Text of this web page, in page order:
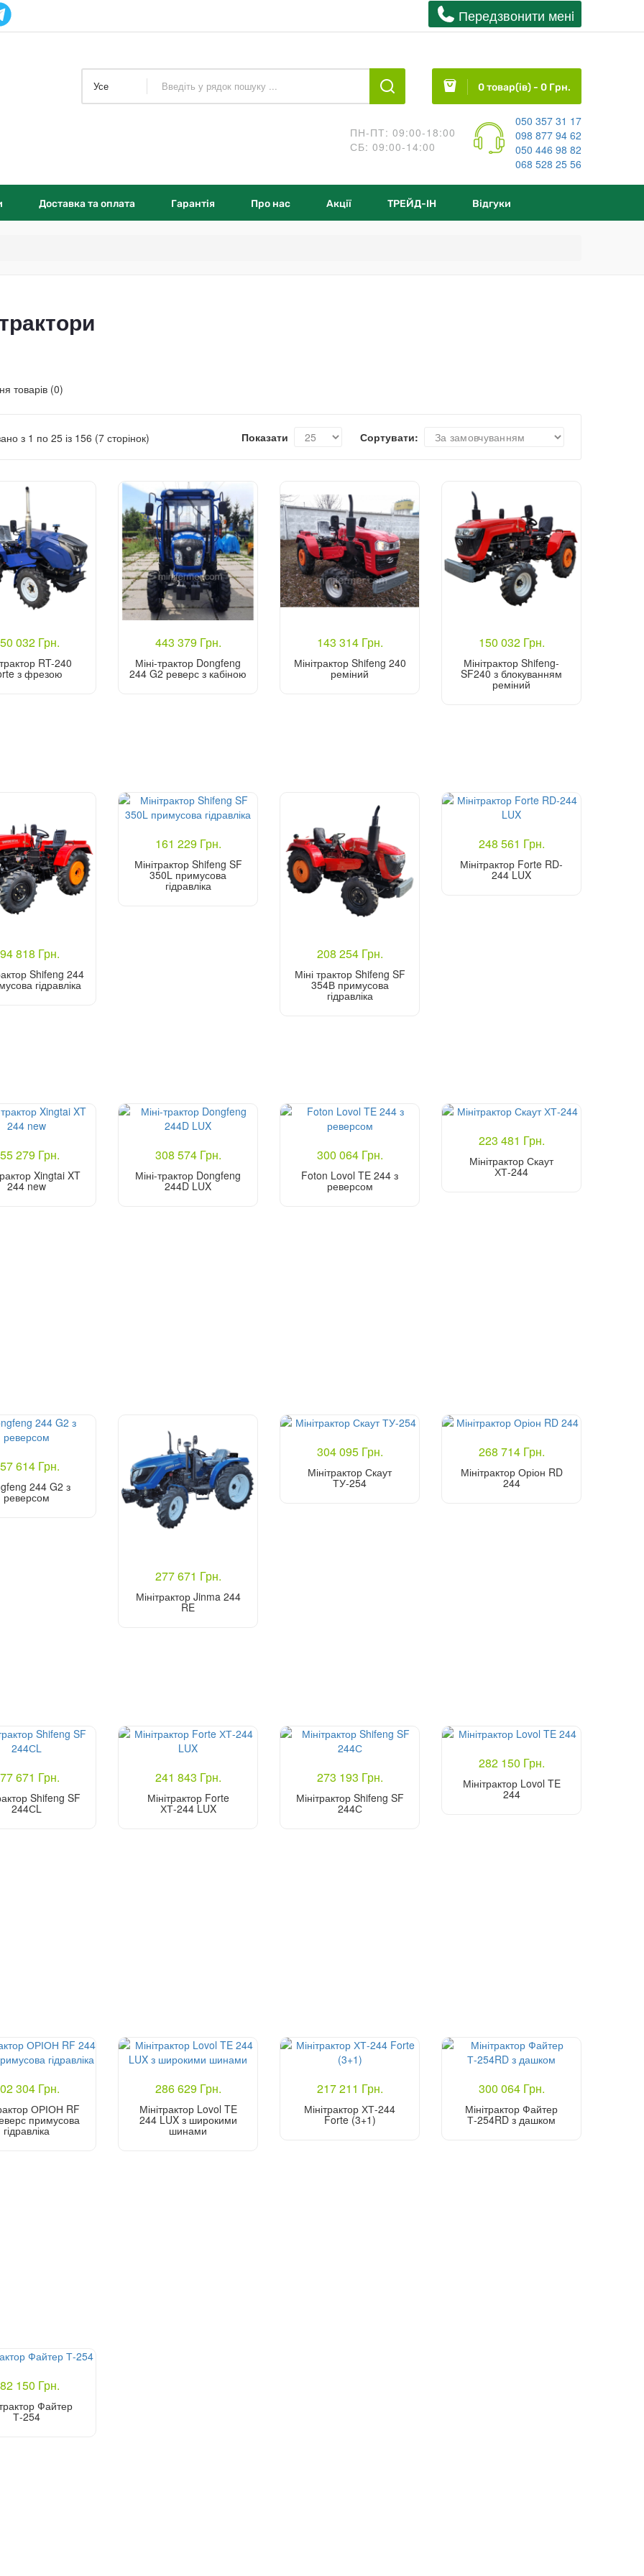
Передзвонити менi
0 товар(ів) - 0 Грн.
Усе
ПН-ПТ: 09:00-18:00
СБ: 09:00-14:00
050 357 31 17
098 877 94 62
050 446 98 82
068 528 25 56
Доставка та оплата Гарантія Про нас Акції ТРЕЙД-IН Відгуки
товарів (0)
з 1 по 25 із 156 (7 сторінок) Сортувати:
Показати
032 Грн.
RT-240
з фрезою
443 379 Грн.
Міні-трактор Dongfeng
244 G2 реверс з кабіною
143 314 Грн.
Мінітрактор Shifeng 240
реміний
150 032 Грн.
Мінітрактор Shifeng-
SF240 з блокуванням
реміний
818 Грн.
Shifeng 244
гідравліка
161 229 Грн.
Мінітрактор Shifeng SF
350L примусова
гідравліка
208 254 Грн.
Міні трактор Shifeng SF
354В примусова
гідравліка
248 561 Грн.
Мінітрактор Forte RD-
244 LUX
279 Грн.
Xingtai XT
244 new
308 574 Грн.
Міні-трактор Dongfeng
244D LUX
300 064 Грн.
Foton Lovol TE 244 з
реверсом
223 481 Грн.
Мінітрактор Скаут
ХТ-244
614 Грн.
244 G2 з
реверсом
277 671 Грн.
Мінітрактор Jinma 244
RE
304 095 Грн.
Мінітрактор Скаут
ТУ-254
268 714 Грн.
Мінітрактор Оріон RD
244
671 Грн.
Shifeng SF
244СL
241 843 Грн.
Мінітрактор Forte
ХТ-244 LUX
273 193 Грн.
Мінітрактор Shifeng SF
244С
282 150 Грн.
Мінітрактор Lovol TE
244
304 Грн.
ОРІОН RF
примусова
гідравліка
286 629 Грн.
Мінітрактор Lovol TE
244 LUX з широкими
шинами
217 211 Грн.
Мінітрактор ХТ-244
Forte (3+1)
300 064 Грн.
Мінітрактор Файтер
Т-254RD з дашком
150 Грн.
Файтер
Т-254